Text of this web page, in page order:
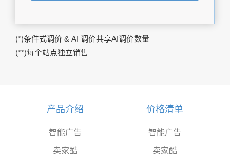
(*)条件式调价 & AI 调价共享AI调价数量
(**)每个站点独立销售
产品介绍
智能广告
卖家酷
价格清单
智能广告
卖家酷